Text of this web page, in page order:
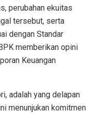
perubahan ekuitas
tersebut, serta
dengan Standar
memberikan opini
Keuangan
adalah yang delapan
menunjukan komitmen